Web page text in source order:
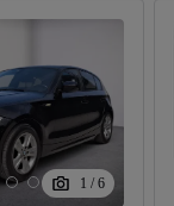
1 / 6